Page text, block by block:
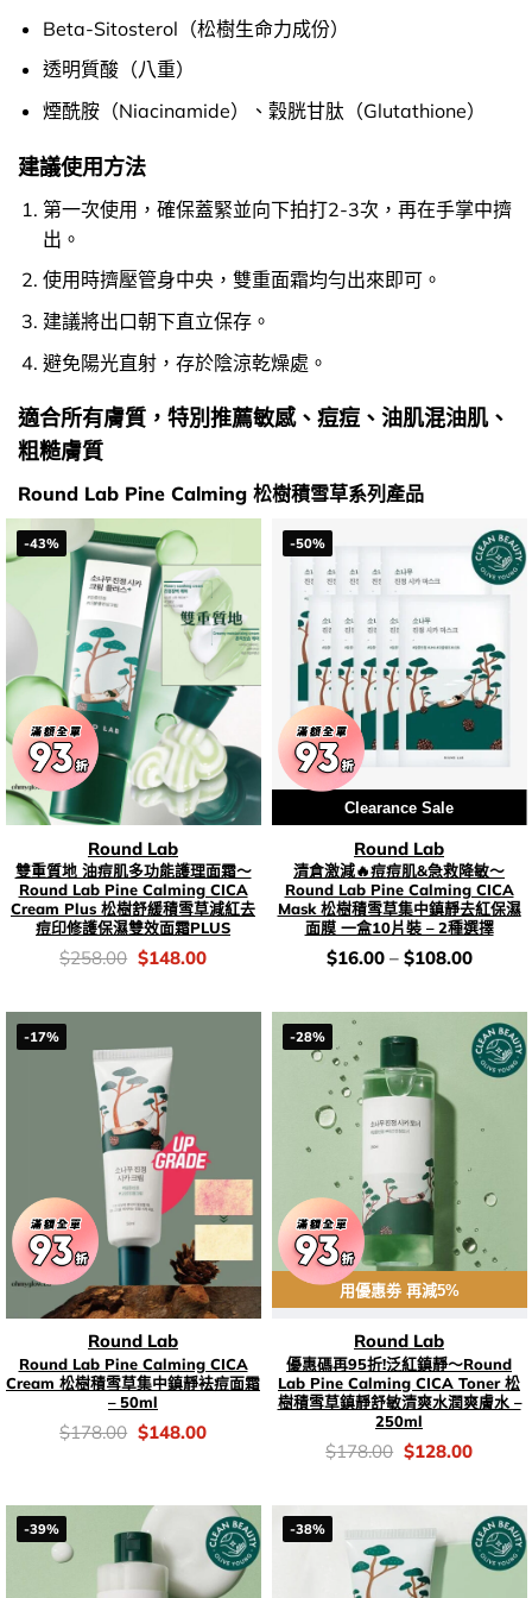
Beta-Sitosterol（松樹生命力成份）
透明質酸（八重）
煙酰胺（Niacinamide）、穀胱甘肽（Glutathione）
建議使用方法
第一次使用，確保蓋緊並向下拍打2-3次，再在手掌中擠
出。
使用時擠壓管身中央，雙重面霜均勻出來即可。
建議將出口朝下直立保存。
避免陽光直射，存於陰涼乾燥處。
適合所有膚質，特別推薦敏感、痘痘、油肌混油肌、
粗糙膚質
Round Lab Pine Calming 松樹積雪草系列產品
-43%
Round Lab
雙重質地 油痘肌多功能護理面霜～
Round Lab Pine Calming CICA
Cream Plus 松樹舒緩積雪草減紅去
痘印修護保濕雙效面霜PLUS
價
$258.00 Original
$258.00.
$148.00Current
$148.00.
-50%
Clearance Sale
Round Lab
清倉激減🔥痘痘肌&急救降敏～
Round Lab Pine Calming CICA
Mask 松樹積雪草集中鎮靜去紅保濕
面膜 一盒10片裝 – 2種選擇
價
$16.00– $108.00
-17%
Round Lab
Round Lab Pine Calming CICA
Cream 松樹積雪草集中鎮靜袪痘面霜
– 50ml
價
錢：
$178.00 Original
price
$148.00Current
-28%
用優惠劵 再減5%
Round Lab
優惠碼再95折!泛紅鎮靜～Round
Lab Pine Calming CICA Toner 松
樹積雪草鎮靜舒敏清爽水潤爽膚水 –
250ml
價
錢：
$178.00 Original
price
$178.00.
$128.00Current
-39% -38%